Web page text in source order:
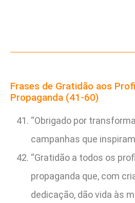
Frases de Gratidão aos
Propaganda (41-60)
“Obrigado por
campanhas que
“Gratidão a todos os
propaganda que, com
dedicação, dão vida às